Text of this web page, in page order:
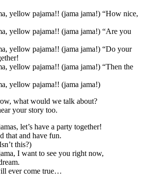
yellow pajama!! (jama jama!) “How nice,
yellow pajama!! (jama jama!) “Are you
yellow pajama!! (jama jama!) “Do your
yellow pajama!! (jama jama!) “Then the
yellow pajama!! (jama jama!)
what would we talk about?
your story too.
let’s have a party together!
that and have fun.
this?)
I want to see you right now,
ever come true…